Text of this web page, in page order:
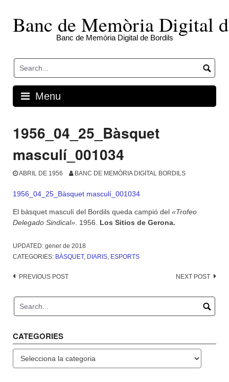
contentBanc de Memòria Digital
Banc de Memòria Digital de Bordils
Menu
1956_04_25_Bàsquet
masculí_001034
ABRIL DE 1956 BANC DE MEMÒRIA DIGITAL BORDILS
1956_04_25_Bàsquet masculí_001034
El bàsquet masculí del Bordils queda campió del «Trofeo
Delegado Sindical». 1956. Los Sitios de Gerona.
UPDATED: gener de 2018
CATEGORIES: BÀSQUET, DIARIS, ESPORTS
Post
PREVIOUS POST NEXT POST
CATEGORIES